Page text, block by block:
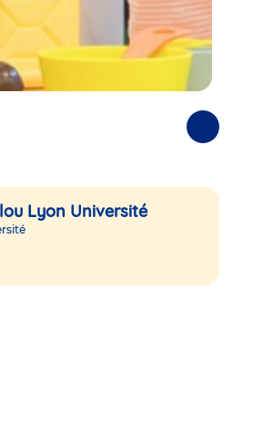
Photos
suivantes
Lyon Université